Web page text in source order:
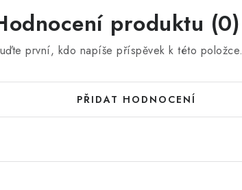
produktu (0)
první, kdo napíše příspěvek k této položce.
PŘIDAT HODNOCENÍ